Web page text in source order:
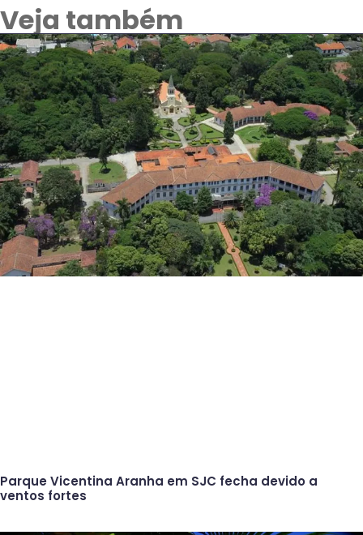
Veja também
Parque Vicentina Aranha em SJC fecha devido a
ventos fortes